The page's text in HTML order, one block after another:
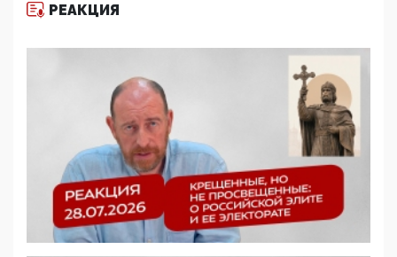
11:53, 09 Июня 2026
деятельность ИИТО ЮНЕСКО в России, но
цифроглобалисты продолжают определять
повестку в образовании
09:43, 01 Июня 2026
5G за счет здоровья граждан: Минцифры намерено
отобрать у регионов и муниципалитетов право
защищать жилые дома и социальные объекты от
05:58, 26 Мая 2026
Роскомнадзор освободили от борца с
деструктивным и опасным контентом
РЕАКЦИЯ